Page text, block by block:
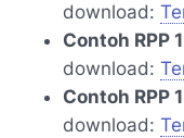
download:
Contoh RPP
download:
Contoh RPP
download: